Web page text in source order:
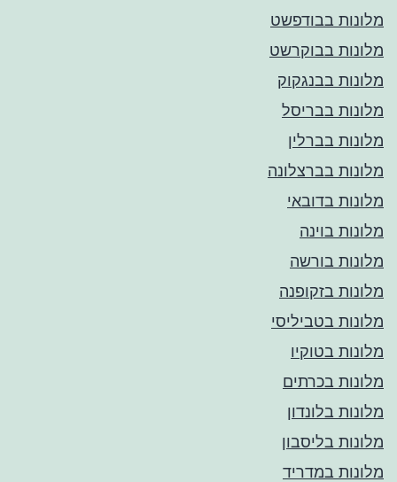
מלונות בבודפשט
מלונות בבוקרשט
מלונות בבנגקוק
מלונות בבריסל
מלונות בברלין
מלונות בברצלונה
מלונות בדובאי
מלונות בוינה
מלונות בורשה
מלונות בזקופנה
מלונות בטביליסי
מלונות בטוקיו
מלונות בכרתים
מלונות בלונדון
מלונות בליסבון
מלונות במדריד